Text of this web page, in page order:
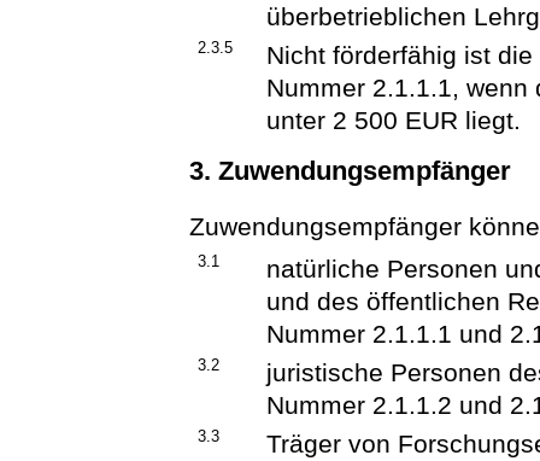
überbetrieblichen
2.3.5
Nicht förderfähig ist
Nummer 2.1.1.1, wenn
unter 2 500 EUR liegt.
3. Zuwendungsempfänger
Zuwendungsempfänger
3.1
natürliche Personen
und des öffentlichen
Nummer 2.1.1.1 und
3.2
juristische Personen
Nummer 2.1.1.2 und
3.3
Träger von